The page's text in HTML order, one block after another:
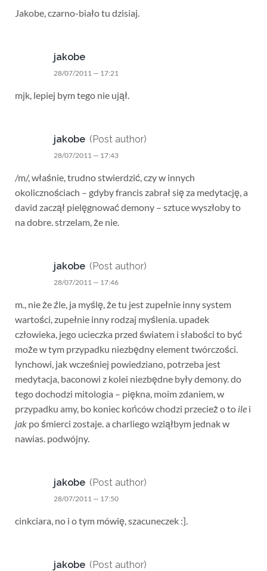
Jakobe, czarno-biało tu dzisiaj.
jakobe
28/07/2011 — 17:21
mjk, lepiej bym tego nie ujął.
jakobe (Post author)
28/07/2011 — 17:43
/m/, właśnie, trudno stwierdzić, czy w innych
okolicznościach – gdyby francis zabrał się za medytację, a
david zaczął pielęgnować demony – sztuce wyszłoby to
na dobre. strzelam, że nie.
jakobe (Post author)
28/07/2011 — 17:46
m., nie że źle, ja myślę, że tu jest zupełnie inny system
wartości, zupełnie inny rodzaj myślenia. upadek
człowieka, jego ucieczka przed światem i słabości to być
może w tym przypadku niezbędny element twórczości.
lynchowi, jak wcześniej powiedziano, potrzeba jest
medytacja, baconowi z kolei niezbędne były demony. do
tego dochodzi mitologia – piękna, moim zdaniem, w
przypadku amy, bo koniec końców chodzi przecież o to ile i
jakpo śmierci zostaje. a charliego wziąłbym jednak w
nawias. podwójny.
jakobe (Post author)
28/07/2011 — 17:50
cinkciara, no i o tym mówię, szacuneczek :].
jakobe (Post author)